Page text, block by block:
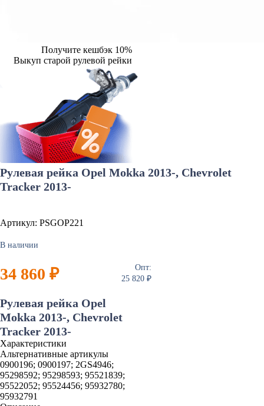
Получите кешбэк 10%
Выкуп старой рулевой рейки
Рулевая рейка Opel Mokka 2013-, Chevrolet
Tracker 2013-
Артикул: PSGOP221
В наличии
34 860 ₽
Опт:
25 820 ₽
Рулевая рейка Opel
Mokka 2013-, Chevrolet
Tracker 2013-
Характеристики
Альтернативные артикулы
0900196; 0900197; 2GS4946;
95298592; 95298593; 95521839;
95522052; 95524456; 95932780;
95932791